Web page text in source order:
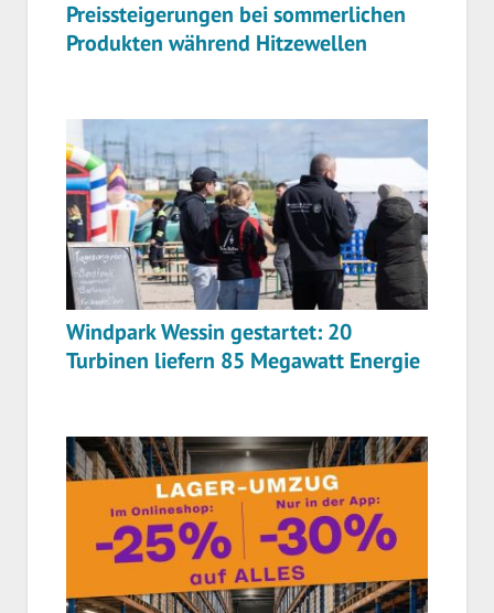
Preissteigerungen bei sommerlichen
Produkten während Hitzewellen
Windpark Wessin gestartet: 20
Turbinen liefern 85 Megawatt Energie